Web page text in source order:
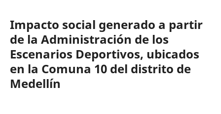
Impacto social generado a partir
de la Administración de los
Escenarios Deportivos, ubicados
en la Comuna 10 del distrito de
Medellín